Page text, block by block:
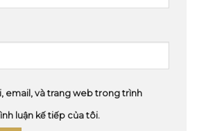
email, và trang web trong trình
luận kế tiếp của tôi.